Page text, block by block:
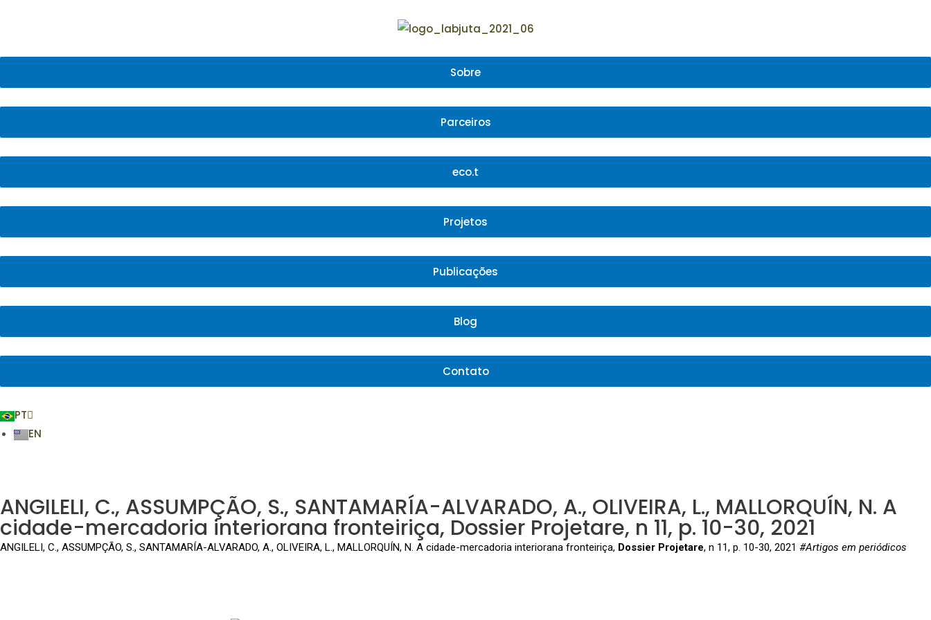
Sobre
Parceiros
eco.t
Projetos
Publicações
Blog
Contato
PT
EN
ANGILELI, C., ASSUMPÇÃO, S., SANTAMARÍA-ALVARADO, A., OLIVEIRA, L., MALLORQUÍN, N. A
cidade-mercadoria interiorana fronteiriça, Dossier Projetare, n 11, p. 10-30, 2021
ANGILELI, C., ASSUMPÇÃO, S., SANTAMARÍA-ALVARADO, A., OLIVEIRA, L., MALLORQUÍN, N. A cidade-mercadoria interiorana fronteiriça, Dossier Projetare, n 11, p. 10-30, 2021 #Artigos em periódicos